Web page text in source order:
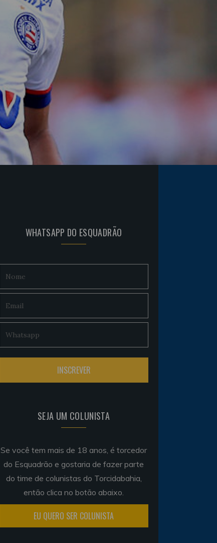
WHATSAPP DO ESQUADRÃO
SEJA UM COLUNISTA
Se você tem mais de 18 anos, é torcedor
do Esquadrão e gostaria de fazer parte
do time de colunistas do Torcidabahia,
então clica no botão abaixo.
EU QUERO SER COLUNISTA